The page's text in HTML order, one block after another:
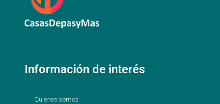
Información de interés
Quienes somos